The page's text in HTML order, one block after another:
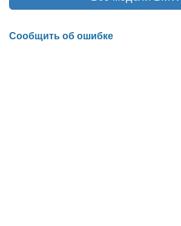
Сообщить об ошибке